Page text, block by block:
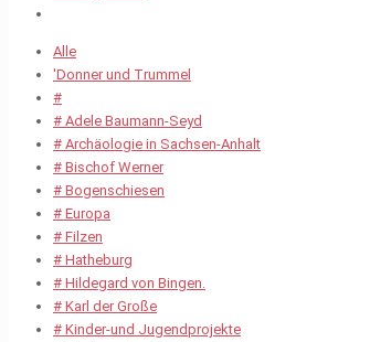
Alle
'Donner und Trummel
#
# Adele Baumann-Seyd
# Archäologie in Sachsen-Anhalt
# Bischof Werner
# Bogenschiesen
# Europa
# Filzen
# Hatheburg
# Hildegard von Bingen.
# Karl der Große
# Kinder-und Jugendprojekte